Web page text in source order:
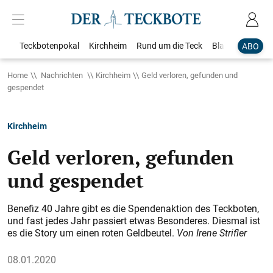
ABO
Teckbotenpokal Kirchheim Rund um die Teck Blaulicht
Home Nachrichten Kirchheim
Geld verloren, gefunden und
gespendet
Kirchheim
Geld verloren, gefunden
und gespendet
Benefiz 40 Jahre gibt es die Spendenaktion des Teckboten,
und fast jedes Jahr passiert etwas Besonderes. Diesmal ist
es die Story um einen roten Geldbeutel. Von Irene Strifler
08.01.2020